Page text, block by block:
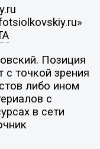
Позиция
с точкой зрения
либо ином
с
в сети